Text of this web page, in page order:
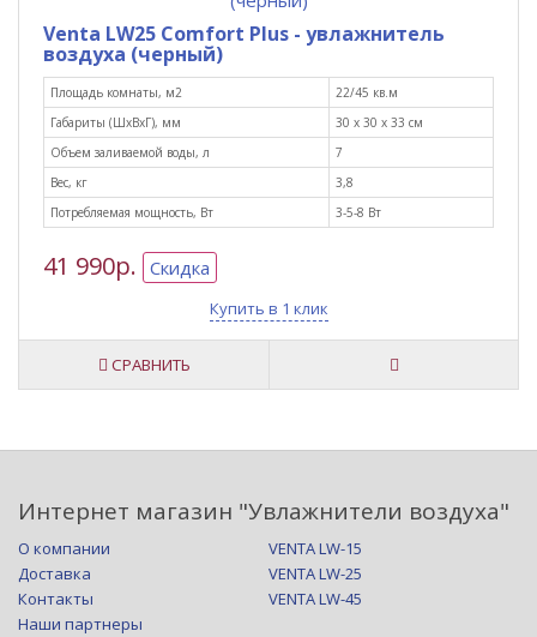
Venta LW25 Comfort Plus - увлажнитель
воздуха (черный)
Площадь комнаты, м2
22/45 кв.м
Габариты (ШxВxГ), мм
30 х 30 х 33 см
Объем заливаемой воды, л
7
Вес, кг
3,8
Потребляемая мощность, Вт
3-5-8 Вт
41 990р. Скидка
Купить в 1 клик
СРАВНИТЬ
Интернет магазин "Увлажнители воздуха"
О компании
Доставка
Контакты
Наши партнеры
VENTA LW-15
VENTA LW-25
VENTA LW-45